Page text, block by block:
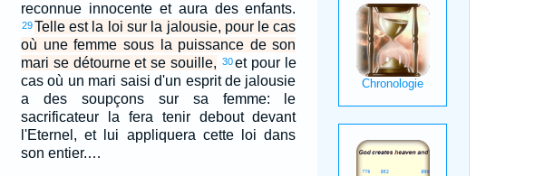
reconnue innocente et aura des enfants.
29Telle est la loi sur la jalousie, pour le cas
où une femme sous la puissance de son
mari se détourne et se souille, 30et pour le
cas où un mari saisi d'un esprit de jalousie
a des soupçons sur sa femme: le
sacrificateur la fera tenir debout devant
l'Eternel, et lui appliquera cette loi dans
son entier.…